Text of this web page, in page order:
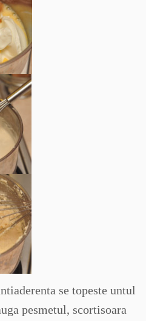
se topeste untul
pesmetul, scortisoara